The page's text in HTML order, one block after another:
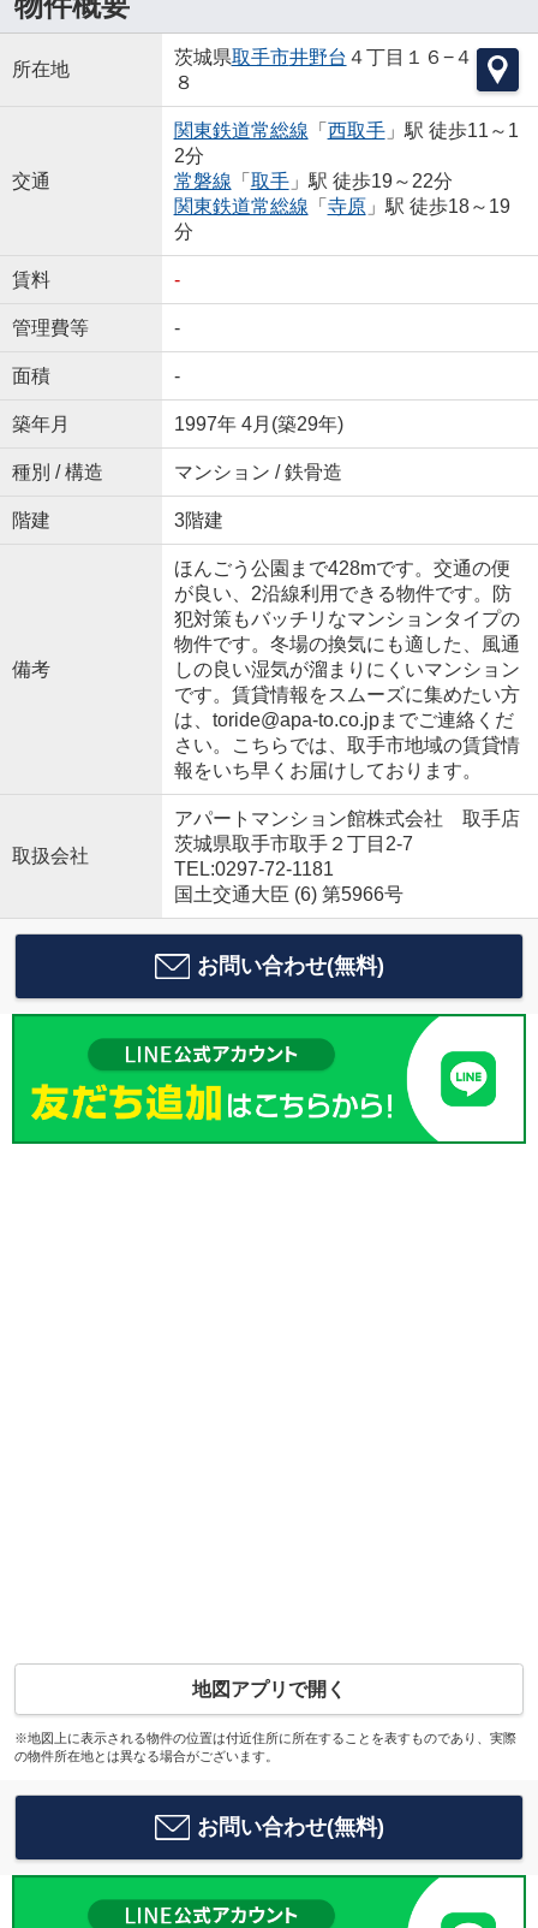
所在地
茨城県取手市井野台 ４丁目１６−４
８
交通
関東鉄道常総線 「 西取手」駅 徒歩11～1
2分
常磐線 「 取手」駅 徒歩19～22分
関東鉄道常総線 「 寺原」駅 徒歩18～19
分
賃料 -
管理費等 -
面積 -
築年月 1997年 4月(築29年)
種別 / 構造 マンション / 鉄骨造
階建 3階建
備考
ほんごう公園まで428mです。交通の便
が良い、2沿線利用できる物件です。防
犯対策もバッチリなマンションタイプの
物件です。冬場の換気にも適した、風通
しの良い湿気が溜まりにくいマンション
です。賃貸情報をスムーズに集めたい方
は、toride@apa-to.co.jpまでご連絡くだ
さい。こちらでは、取手市地域の賃貸情
報をいち早くお届けしております。
取扱会社
アパートマンション館株式会社 取手店
茨城県取手市取手２丁目2-7
TEL:0297-72-1181
国土交通大臣 (6) 第5966号
お問い合わせ(無料)
地図アプリで開く
※地図上に表示される物件の位置は付近住所に所在することを表すものであり、実際
の物件所在地とは異なる場合がございます。
お問い合わせ(無料)